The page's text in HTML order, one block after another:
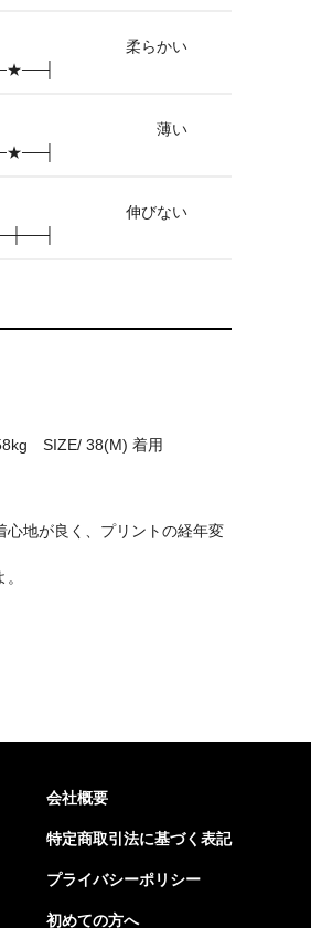
柔らかい
薄い
伸びない
SIZE/ 38(M) 着用
地が良く、プリントの経年変
会社概要
特定商取引法に基づく表記
プライバシーポリシー
初めての方へ